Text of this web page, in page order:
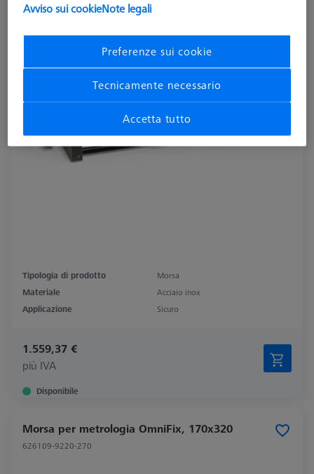
Tipologia di prodotto
Morsa
Materiale
Acciaio inox
Applicazione
Sicuro
1.559,37 €
più IVA
Disponibile
Morsa per metrologia OmniFix, 170x320
626109-9220-270
Avviso sui cookieNote legali
Preferenze sui cookie
Tecnicamente necessario
Accetta tutto